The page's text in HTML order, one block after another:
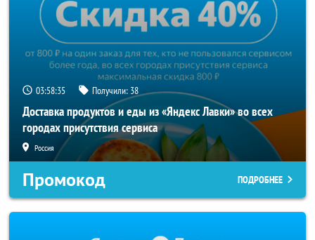
03:58:34 Получили: 38
Доставка продуктов и еды из «Яндекс Лавки» во всех
городах присутствия сервиса
Россия
Промокод ПОДРОБНЕЕ